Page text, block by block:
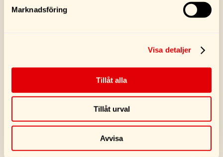
Marknadsföring
Visa detaljer
Tillåt alla
Tillåt urval
Avvisa
VANLIGA FRÅGOR
Hur snabbt kommer min produkt?
Vi skickar oftast din order inom
. Därefter är PostNords normala leveranstid
1–3 arbetsdagar.